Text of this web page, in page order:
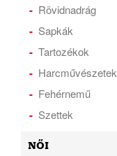
Rövidnadrág
Sapkák
Tartozékok
Harcművészetek
Fehérnemű
Szettek
NŐI